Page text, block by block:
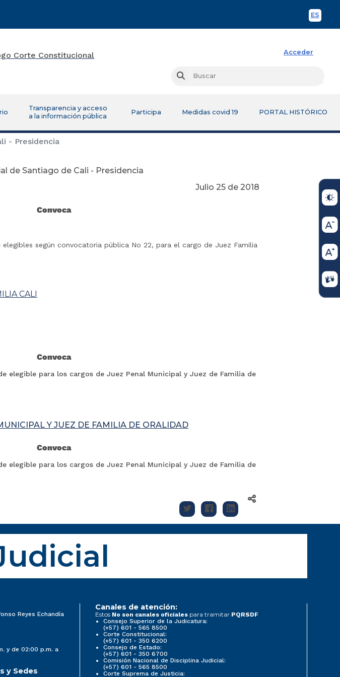
ES
Acceder
Buscar
Transparencia y acceso
a la información pública
Participa Medidas covid 19 PORTAL HISTÓRICO
- Presidencia
de Santiago de Cali - Presidencia
Julio 25 de 2018
Convoca
según convocatoria pública No 22, para el cargo de Juez Familia
CALI
Convoca
elegible para los cargos de Juez Penal Municipal y Juez de Familia de
Y JUEZ DE FAMILIA DE ORALIDAD
Convoca
elegible para los cargos de Juez Penal Municipal y Juez de Familia de
Reyes Echandía
y de 02:00 p.m. a
y Sedes
Canales de atención:
Estos No son canales oficiales para tramitar PQRSDF
Consejo Superior de la Judicatura:
(+57) 601 - 565 8500
Corte Constitucional:
(+57) 601 - 350 6200
Consejo de Estado:
(+57) 601 - 350 6700
Comisión Nacional de Disciplina Judicial:
(+57) 601 - 565 8500
Corte Suprema de Justicia: